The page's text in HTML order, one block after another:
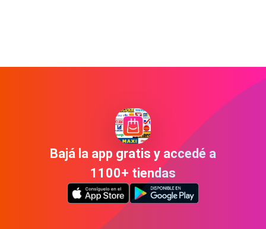
Bajá la app gratis y accedé a
1100+ tiendas